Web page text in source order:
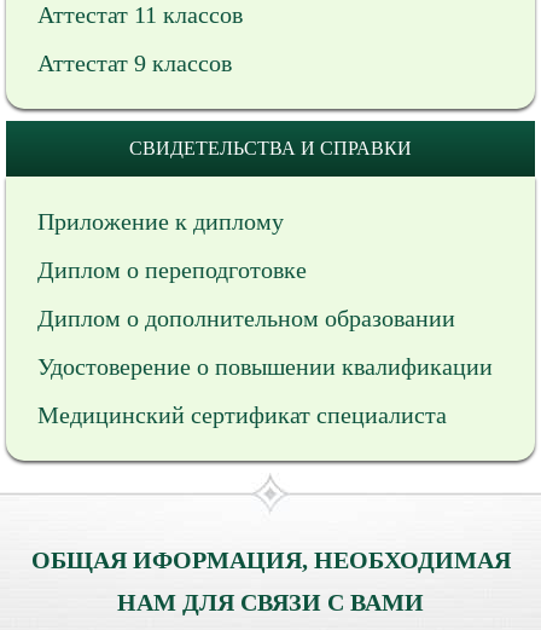
Аттестат 11 классов
Аттестат 9 классов
СВИДЕТЕЛЬСТВА И СПРАВКИ
Приложение к диплому
Диплом о переподготовке
Диплом о дополнительном образовании
Удостоверение о повышении квалификации
Медицинский сертификат специалиста
ОБЩАЯ ИФОРМАЦИЯ, НЕОБХОДИМАЯ
НАМ ДЛЯ СВЯЗИ С ВАМИ